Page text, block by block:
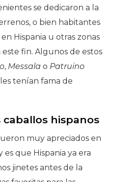
se dedicaron a la
o bien habitantes
Hispania u otras zonas
fin. Algunos de estos
, Messala o Patruino
tenían fama de
hispanos
muy apreciados en
es que Hispania ya era
jinetes antes de la